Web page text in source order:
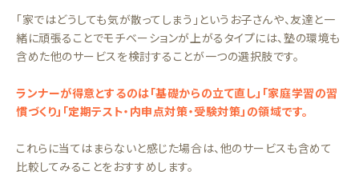
「家ではどうしても気が散ってしまう」というお子さんや、友達と一
緒に頑張ることでモチベーションが上がるタイプには、塾の環境も
含めた他のサービスを検討することが一つの選択肢です。
ランナーが得意とするのは「基礎からの立て直し」「家庭学習の習
慣づくり」「定期テスト・内申点対策・受験対策」の領域です。
これらに当てはまらないと感じた場合は、他のサービスも含めて
比較してみることをおすすめします。